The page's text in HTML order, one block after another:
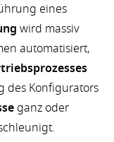
eines
wird massiv
automatisiert,
des Konfigurators
ganz oder